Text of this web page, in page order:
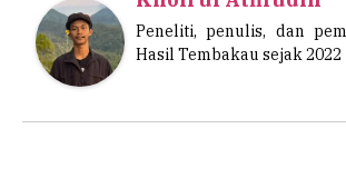
Peneliti, penulis, dan
Hasil Tembakau sejak 2022